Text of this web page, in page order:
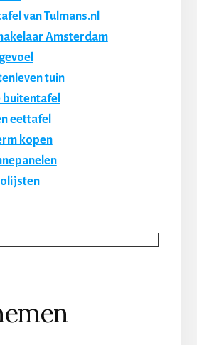
van Tulmans.nl
Amsterdam
tuin
buitentafel
eettafel
kopen